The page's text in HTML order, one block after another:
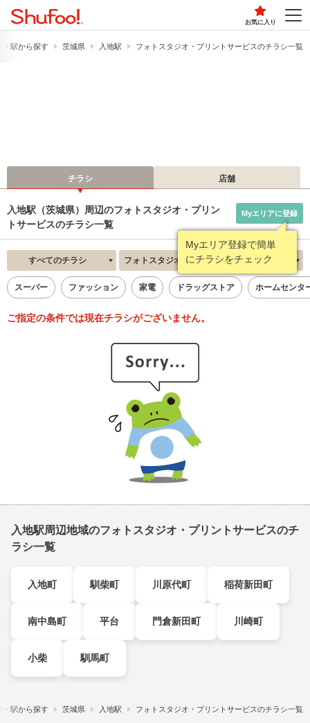
お気に入り
・駅から探す 茨城県 入地駅 フォトスタジオ・プリントサービスのチラシ一覧
チラシ 店舗
入地駅（茨城県）周辺のフォトスタジオ・プリン
トサービスのチラシ一覧
Myエリア登録で簡単
にチラシをチェック
Myエリアに登録
すべてのチラシ フォトスタジオ・プリントサービス 新着順
スーパー ファッション 家電 ドラッグストア ホームセンタ
ご指定の条件では現在チラシがございません。
入地駅周辺地域のフォトスタジオ・プリントサービスのチ
ラシ一覧
入地町 馴柴町 川原代町 稲荷新田町
南中島町 平台 門倉新田町 川崎町
小柴 馴馬町
・駅から探す 茨城県 入地駅 フォトスタジオ・プリントサービスのチラシ一覧